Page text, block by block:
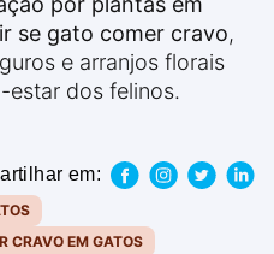
se gato comer cravo,
e arranjos florais
estar dos felinos.
em:
CRAVO EM GATOS